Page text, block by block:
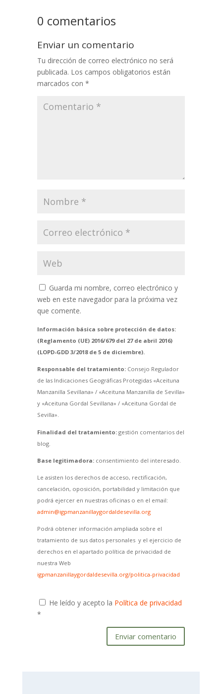
0 comentarios
Enviar un comentario
Tu dirección de correo electrónico no será
publicada. Los campos obligatorios están
marcados con *
Guarda mi nombre, correo electrónico y
web en este navegador para la próxima vez
que comente.
Información básica sobre protección de datos:
(Reglamento (UE) 2016/679 del 27 de abril 2016)
(LOPD-GDD 3/2018 de 5 de diciembre).
Responsable del tratamiento:Consejo Regulador
de las Indicaciones Geográficas Protegidas «Aceituna
Manzanilla Sevillana» / «Aceituna Manzanilla de Sevilla»
y «Aceituna Gordal Sevillana» / «Aceituna Gordal de
Sevilla».
Finalidad del tratamiento:gestión comentarios del
blog.
Base legitimadora:consentimiento del interesado.
Le asisten los derechos de acceso, rectificación,
cancelación, oposición, portabilidad y limitación que
podrá ejercer en nuestras oficinas o en el email:
admin@igpmanzanillaygordaldesevilla.org
Podrá obtener información ampliada sobre el
tratamiento de sus datos personales y el ejercicio de
derechos en el apartado política de privacidad de
nuestra Web
igpmanzanillaygordaldesevilla.org/politica-privacidad
He leído y acepto la Política de privacidad
*
Enviar comentario